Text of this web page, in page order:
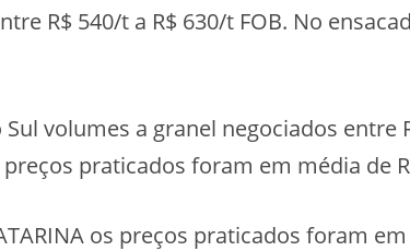
R$ 540/t a R$ 630/t FOB. No
Sul volumes a granel negociados entre
praticados foram em média de
os preços praticados foram